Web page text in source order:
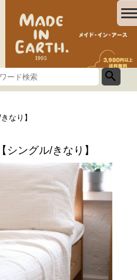
なり】
シングル/きなり】